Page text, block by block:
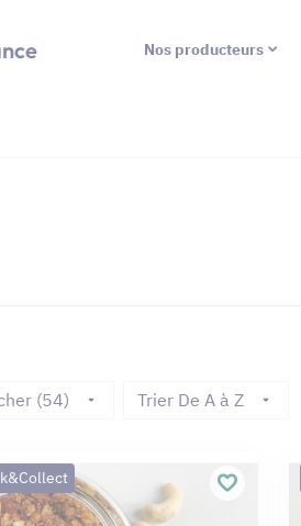
Nos producteurs
(54) Trier De A à Z